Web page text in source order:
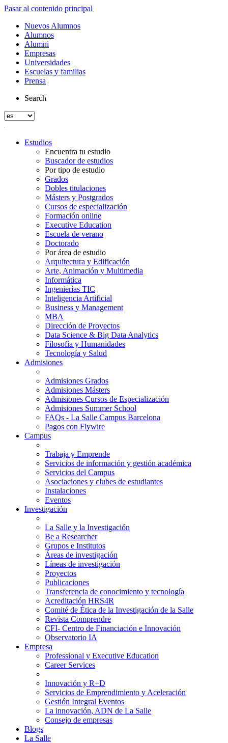
Pasar al contenido principal
Nuevos Alumnos
Alumnos
Alumni
Empresas
Universidades
Escuelas y familias
Prensa
Search
Estudios
Encuentra tu estudio
Buscador de estudios
Por tipo de estudio
Grados
Dobles titulaciones
Másters y Postgrados
Cursos de especialización
Formación online
Executive Education
Escuela de verano
Doctorado
Por área de estudio
Arquitectura y Edificación
Arte, Animación y Multimedia
Informática
Ingenierías TIC
Inteligencia Artificial
Business y Management
MBA
Dirección de Proyectos
Data Science & Big Data Analytics
Filosofía y Humanidades
Tecnología y Salud
Admisiones
Admisiones Grados
Admisiones Másters
Admisiones Cursos de Especialización
Admisiones Summer School
FAQs - La Salle Campus Barcelona
Pagos con Flywire
Campus
Trabaja y Emprende
Servicios de información y gestión académica
Servicios del Campus
Asociaciones y clubes de estudiantes
Instalaciones
Eventos
Investigación
La Salle y la Investigación
Be a Researcher
Grupos e Institutos
Áreas de investigación
Líneas de investigación
Proyectos
Publicaciones
Transferencia de conocimiento y tecnología
Acreditación HRS4R
Comité de Ética de la Investigación de la Salle
Revista Comprendre
CFI- Centro de Financiación e Innovación
Observatorio IA
Empresa
Professional y Executive Education
Career Services
Innovación y R+D
Servicios de Emprendimiento y Aceleración
Gestión Integral Eventos
La innovación, ADN de La Salle
Consejo de empresas
Blogs
La Salle